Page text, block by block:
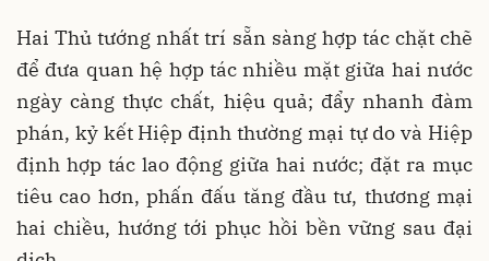
Hai Thủ tướng nhất trí sẵn sàng hợp tác chặt chẽ
để đưa quan hệ hợp tác nhiều mặt giữa hai nước
ngày càng thực chất, hiệu quả; đẩy nhanh đàm
phán, kỷ kết Hiệp định thường mại tự do và Hiệp
định hợp tác lao động giữa hai nước; đặt ra mục
tiêu cao hơn, phấn đấu tăng đầu tư, thương mại
hai chiều, hướng tới phục hồi bền vững sau đại